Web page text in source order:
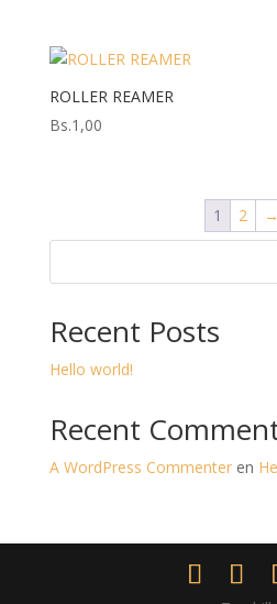
ROLLER REAMER
Bs.1,00
1 2 →
Recent Posts
Hello world!
Recent
A WordPress Commenteren